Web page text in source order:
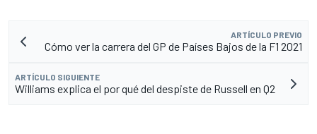
ARTÍCULO PREVIO
Cómo ver la carrera del GP de Países Bajos de la F1 2021
ARTÍCULO SIGUIENTE
Williams explica el por qué del despiste de Russell en Q2